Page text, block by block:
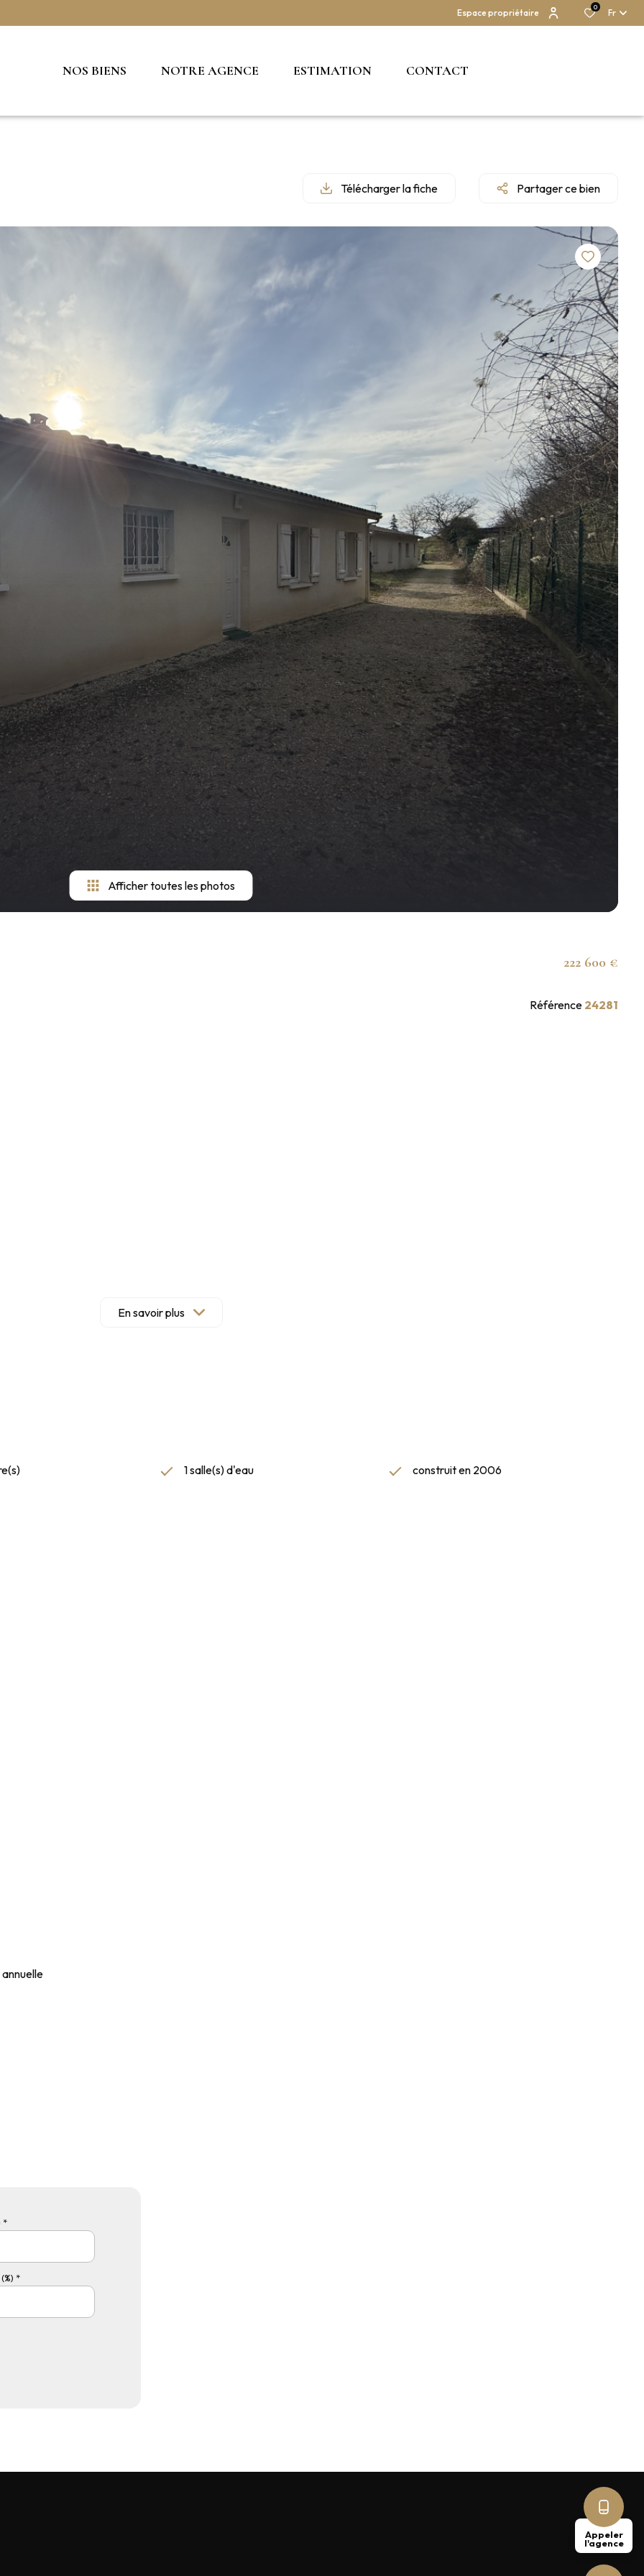
Espace propriétaire
0
Fr
NOS BIENS NOTRE AGENCE ESTIMATION CONTACT
Appeler
l'agence
Télécharger la fiche Partager ce bien
Afficher toutes les photos
222 600 €
Référence 24281
En savoir plus
1 salle(s) d'eau construit en 2006
*
*